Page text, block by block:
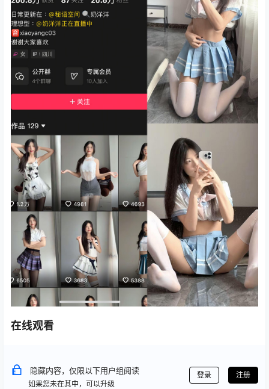
在线观看
隐藏内容，仅限以下用户组阅读
如果您未在其中，可以升级
登录 注册